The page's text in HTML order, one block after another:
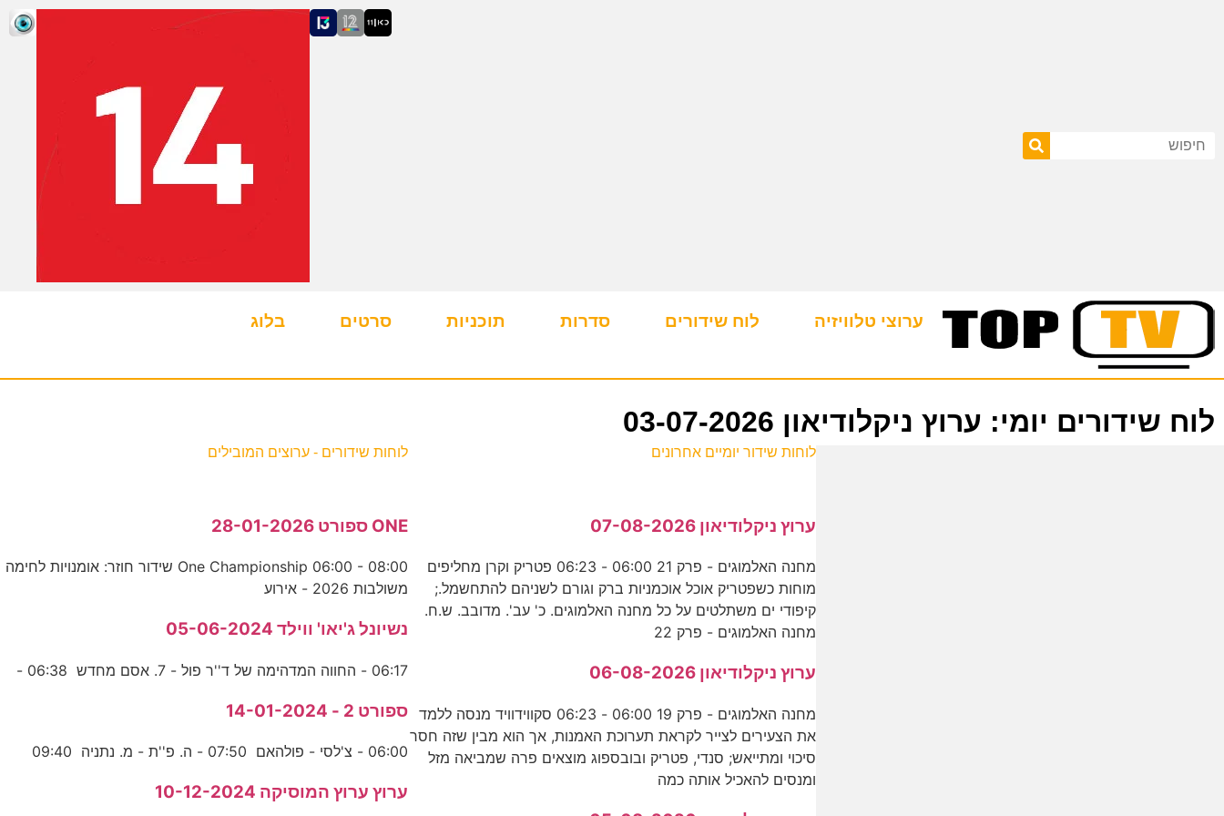
ערוצי טלוויזיה לוח שידורים סדרות תוכניות סרטים בלוג
לוח שידורים יומי: ערוץ ניקלודיאון 03-07-2026
לוחות שידור יומיים אחרונים
ערוץ ניקלודיאון 07-08-2026
מחנה האלמוגים - פרק 21 06:00 - 06:23 פטריק וקרן מחליפים
מוחות כשפטריק אוכל אוכמניות ברק וגורם לשניהם להתחשמל.;
קיפודי ים משתלטים על כל מחנה האלמוגים. כ' עב'. מדובב. ש.ח.
מחנה האלמוגים - פרק 22
ערוץ ניקלודיאון 06-08-2026
מחנה האלמוגים - פרק 19 06:00 - 06:23 סקווידוויד מנסה ללמד
את הצעירים לצייר לקראת תערוכת האמנות, אך הוא מבין שזה חסר
סיכוי ומתייאש; סנדי, פטריק ובובספוג מוצאים פרה שמביאה מזל
ומנסים להאכיל אותה כמה
לוחות שידורים - ערוצים המובילים
ONE ספורט 28-01-2026
One Championship 06:00 - 08:00 שידור חוזר: אומנויות לחימה
משולבות 2026 - אירוע
נשיונל ג'יאו' ווילד 05-06-2024
06:17 - החווה המדהימה של ד''ר פול - 7. אסם מחדש 06:38 -
ספורט 2 - 14-01-2024
06:00 - צ'לסי - פולהאם 07:50 - ה. פ''ת - מ. נתניה 09:40
ערוץ ערוץ המוסיקה 10-12-2024